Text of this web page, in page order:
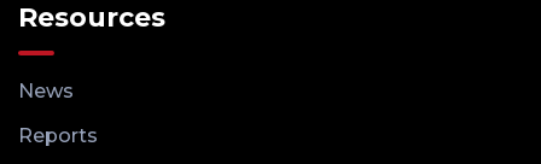
Resources
News
Reports